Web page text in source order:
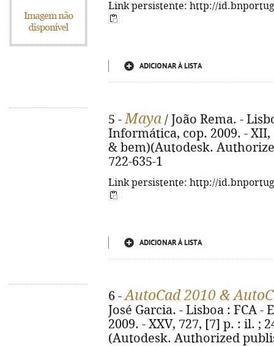
Link persistente: http://
ADICIONAR À LISTA
5 -Maya / João Rema. -
Informática, cop. 2009. - XII,
& bem)(Autodesk.
722-635-1
Link persistente: http://
ADICIONAR À LISTA
6 -AutoCad 2010 &
José Garcia. - Lisboa : FCA
2009. - XXV, 727, [7] p. : il. ;
(Autodesk. Authorized